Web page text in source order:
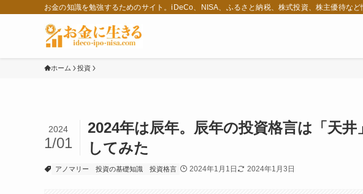
お金の知識を勉強するためのサイト。iDeCo、NISA、ふるさと納税、株式投資、株主優待など
ホーム 投資
2024年は辰年。辰年の投資格言は「天
してみた
2024
1/01
アノマリー 投資の基礎知識 投資格言 2024年1月1日 2024年1月3日